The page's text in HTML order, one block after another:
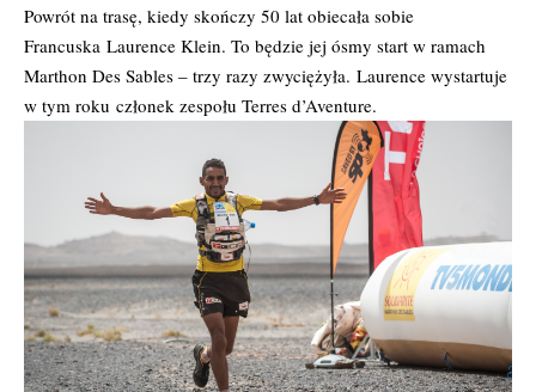
Powrót na trasę, kiedy skończy 50 lat obiecała sobie
Francuska Laurence Klein. To będzie jej ósmy start w ramach
Marthon Des Sables – trzy razy zwyciężyła. Laurence wystartuje
w tym roku członek zespołu Terres d’Aventure.